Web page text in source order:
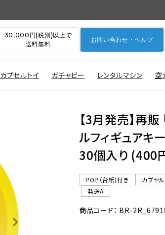
30,000円(税別)以上で
送料無料
お問い合わせ・ヘルプ
カプセルトイ ガチャピー レンタルマシン 空
【3月発売】再販
ルフィギュアキ
30個入り (400
POP（台紙)付き
カプセ
発送A
商品コード： BR-